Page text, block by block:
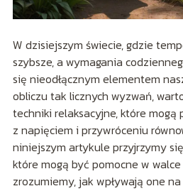
W dzisiejszym świecie, gdzie
szybsze, a wymagania
się nieodłącznym elementem
obliczu tak licznych wyzwań,
techniki relaksacyjne, które mogą
z napięciem i przywróceniu
niniejszym artykule przyjrzymy
które mogą być pomocne w
zrozumiemy, jak wpływają one na